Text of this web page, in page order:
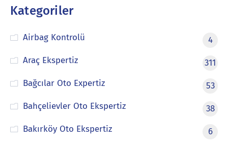
Kategoriler
Airbag Kontrolü
4
Araç Ekspertiz
311
Bağcılar Oto Expertiz
53
Bahçelievler Oto Ekspertiz
38
Bakırköy Oto Ekspertiz
6